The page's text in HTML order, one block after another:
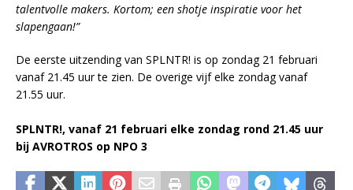
talentvolle makers. Kortom; een shotje inspiratie voor het
slapengaan!”
De eerste uitzending van SPLNTR! is op zondag 21 februari
vanaf 21.45 uur te zien. De overige vijf elke zondag vanaf
21.55 uur.
SPLNTR!, vanaf 21 februari elke zondag rond 21.45 uur
bij AVROTROS op NPO 3